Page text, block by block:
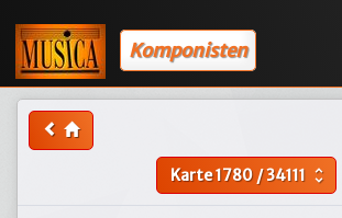
Komponisten
Karte1780 /34111 unfold_more